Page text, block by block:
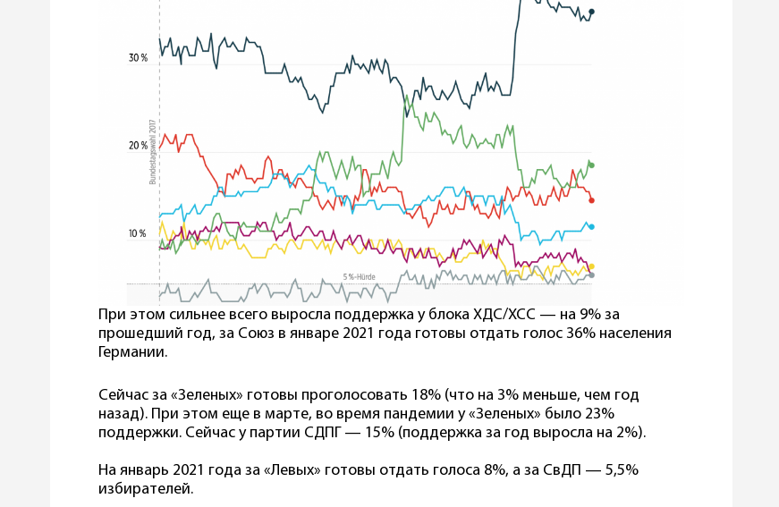
При этом сильнее всего выросла поддержка у блока ХДС/ХСС — на 9% за
прошедший год, за Союз в январе 2021 года готовы отдать голос 36% населения
Германии.
Сейчас за «Зеленых» готовы проголосовать 18% (что на 3% меньше, чем год
назад). При этом еще в марте, во время пандемии у «Зеленых» было 23%
поддержки. Сейчас у партии СДПГ — 15% (поддержка за год выросла на 2%).
На январь 2021 года за «Левых» готовы отдать голоса 8%, а за СвДП — 5,5%
избирателей.